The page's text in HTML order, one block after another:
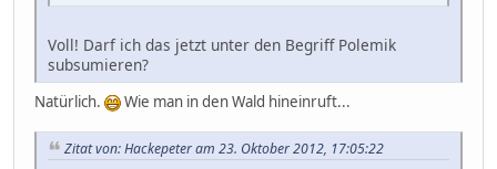
Voll! Darf ich das jetzt unter den Begriff Polemik
subsumieren?
Natürlich. Wie man in den Wald hineinruft...
Zitat von: Hackepeter am 23. Oktober 2012, 17:05:22